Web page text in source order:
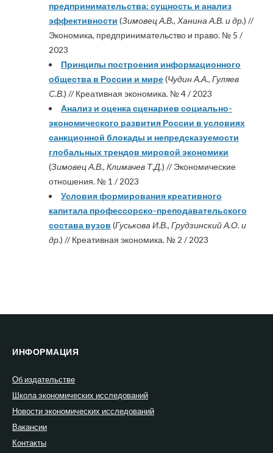
предпринимательства: сущность и анализ
эффективности (Зимовец А.В., Ханина А.В. и др.) //
Экономика, предпринимательство и право. № 5 /
2023
Принципы построения информационного
общества в России и мире(Чудин А.А., Гуляев
С.В.) // Креативная экономика. № 4 / 2023
Анализ и оценка сценариев социально-
экономического развития России в условиях
санкционной блокады и непредсказуемости
глобальных трендов мировой экономики
(Зимовец А.В., Климачев Т.Д.) // Экономические
отношения. № 1 / 2023
Условия формирования креативного
капитала профессорско-преподавательского
состава вузов (Гуськова И.В., Грудзинский А.О. и
др.) // Креативная экономика. № 2 / 2023
ИНФОРМАЦИЯ
Об издательстве
Школа экономических исследований
Новости экономических исследований
Вакансии
Контакты